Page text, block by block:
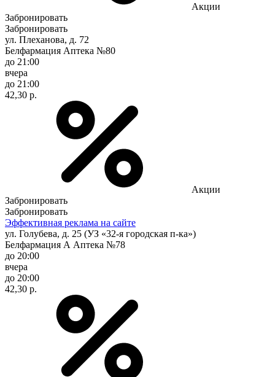
Акции
Забронировать
Забронировать
ул. Плеханова, д. 72
Белфармация Аптека №80
до 21:00
вчера
до 21:00
42,30 р.
Акции
Забронировать
Забронировать
Эффективная реклама на сайте
ул. Голубева, д. 25 (УЗ «32-я городская п-ка»)
Белфармация А Аптека №78
до 20:00
вчера
до 20:00
42,30 р.